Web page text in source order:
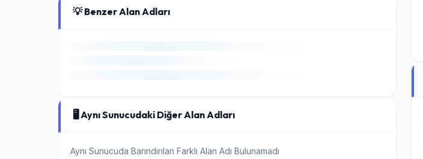
💡 Benzer Alan Adları
🖥️ Aynı Sunucudaki Diğer Alan Adları
Aynı Sunucuda Barındırılan Farklı Alan Adı Bulunamadı